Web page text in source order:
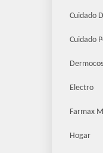
Cuidado
Cuidado
Electro
Farmax
Hogar